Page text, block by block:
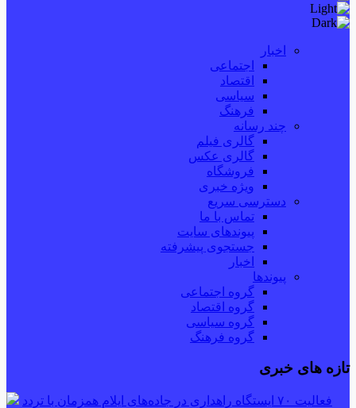
اخبار
اجتماعی
اقتصاد
سیاسی
فرهنگ
چند رسانه
گالری فیلم
گالری عکس
فروشگاه
ویژه خبری
دسترسی سریع
تماس با ما
پیوندهای سایت
جستجوی پیشرفته
اخبار
پیوندها
گروه اجتماعی
گروه اقتصاد
گروه سیاسی
گروه فرهنگ
تازه های خبری
فعالیت ۷۰ ایستگاه راهداری در جاده‌های ایلام همزمان با تردد